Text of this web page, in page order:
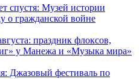
спустя: Музей истории
о гражданской войне
праздник флоксов,
у Манежа и «Музыка мира»
Джазовый фестиваль по